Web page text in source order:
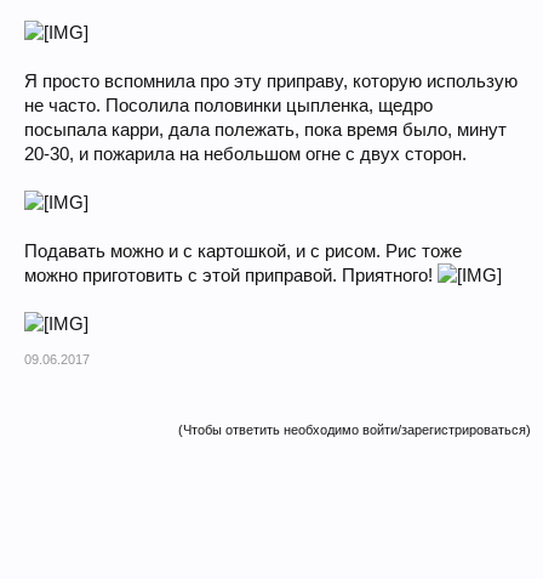
Я просто вспомнила про эту приправу, которую использую
не часто. Посолила половинки цыпленка, щедро
посыпала карри, дала полежать, пока время было, минут
20-30, и пожарила на небольшом огне с двух сторон.
Подавать можно и с картошкой, и с рисом. Рис тоже
можно приготовить с этой приправой. Приятного!
09.06.2017
(Чтобы ответить необходимо войти/зарегистрироваться)